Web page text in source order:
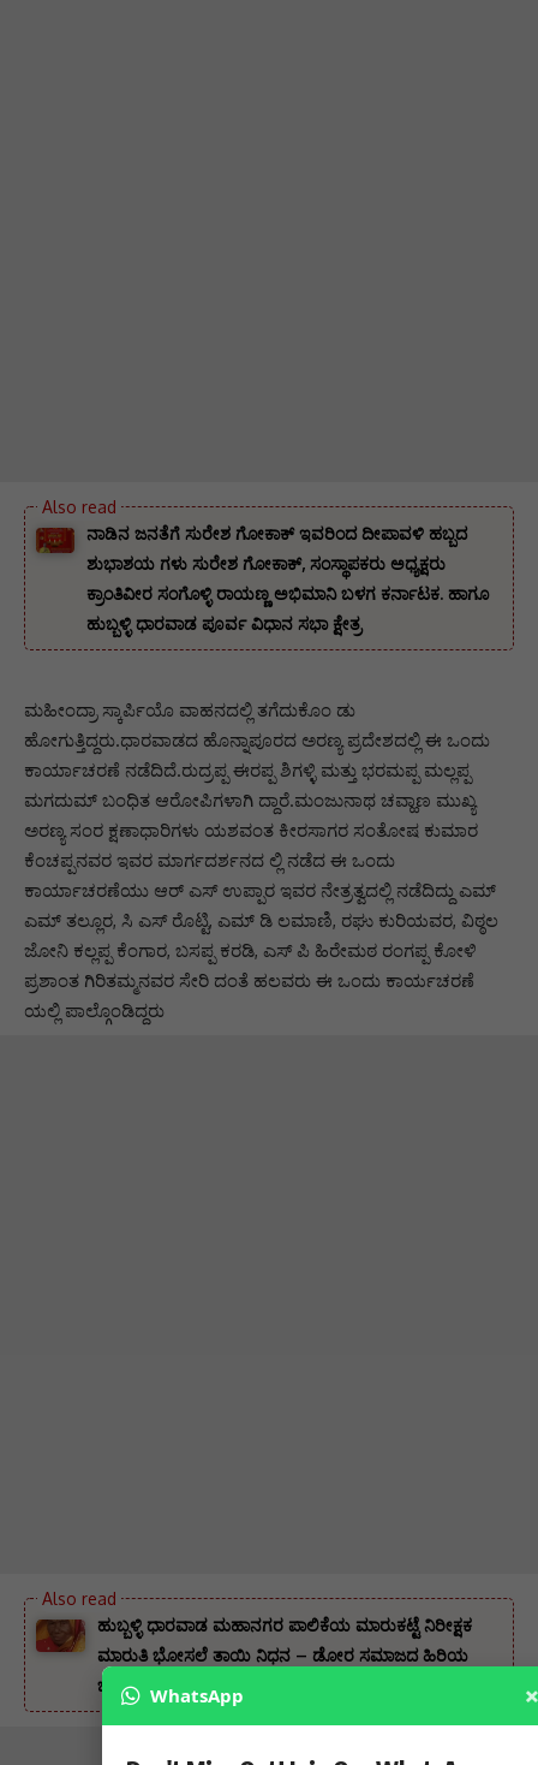
ನಾಡಿನ ಜನತೆಗೆ ಸುರೇಶ ಗೋಕಾಕ್ ಇವರಿಂದ ದೀಪಾವಳಿ ಹಬ್ಬದ
ಶುಭಾಶಯ ಗಳು ಸುರೇಶ ಗೋಕಾಕ್, ಸಂಸ್ಥಾಪಕರು ಅಧ್ಯಕ್ಷರು
ಕ್ರಾಂತಿವೀರ ಸಂಗೊಳ್ಳಿ ರಾಯಣ್ಣ ಅಭಿಮಾನಿ ಬಳಗ ಕರ್ನಾಟಕ. ‌ಹಾಗೂ
ಹುಬ್ಬಳ್ಳಿ ಧಾರವಾಡ ಪೂರ್ವ ವಿಧಾನ ಸಭಾ ಕ್ಷೇತ್ರ
ಮಹೀಂದ್ರಾ ಸ್ಕಾರ್ಪಿಯೊ ವಾಹನದಲ್ಲಿ ತಗೆದುಕೊಂ ಡು
ಹೋಗುತ್ತಿದ್ದರು.ಧಾರವಾಡದ ಹೊನ್ನಾಪೂರದ ಅರಣ್ಯ ಪ್ರದೇಶದಲ್ಲಿ ಈ ಒಂದು
ಕಾರ್ಯಾಚರಣೆ ನಡೆದಿದೆ.ರುದ್ರಪ್ಪ ಈರಪ್ಪ ಶಿಗಳ್ಳಿ ಮತ್ತು ಭರಮಪ್ಪ ಮಲ್ಲಪ್ಪ
ಮಗದುಮ್ ಬಂಧಿತ ಆರೋಪಿಗಳಾಗಿ ದ್ದಾರೆ.ಮಂಜುನಾಥ ಚವ್ಹಾಣ ಮುಖ್ಯ
ಅರಣ್ಯ ಸಂರ ಕ್ಷಣಾಧಾರಿಗಳು ಯಶವಂತ ಕೀರಸಾಗರ ಸಂತೋಷ ಕುಮಾರ
ಕೆಂಚಪ್ಪನವರ ಇವರ ಮಾರ್ಗದರ್ಶನದ ಲ್ಲಿ ನಡೆದ ಈ ಒಂದು
ಕಾರ್ಯಾಚರಣೆಯು ಆರ್ ಎಸ್ ಉಪ್ಪಾರ ಇವರ ನೇತ್ರತ್ವದಲ್ಲಿ ನಡೆದಿದ್ದು ಎಮ್
ಎಮ್ ತಲ್ಲೂರ, ಸಿ ಎಸ್ ರೊಟ್ಟಿ, ಎಮ್ ಡಿ ಲಮಾಣಿ, ರಘು ಕುರಿಯವರ, ವಿಠ್ಠಲ
ಜೋನಿ ಕಲ್ಲಪ್ಪ ಕೆಂಗಾರ, ಬಸಪ್ಪ ಕರಡಿ, ಎಸ್ ಪಿ ಹಿರೇಮಠ ರಂಗಪ್ಪ ಕೋಳಿ
ಪ್ರಶಾಂತ ಗಿರಿತಮ್ಮನವರ ಸೇರಿ ದಂತೆ ಹಲವರು ಈ ಒಂದು ಕಾರ್ಯಚರಣೆ
ಯಲ್ಲಿ ಪಾಲ್ಗೊಂಡಿದ್ದರು
ಹುಬ್ಬಳ್ಳಿ ಧಾರವಾಡ ಮಹಾನಗರ ಪಾಲಿಕೆಯ ಮಾರುಕಟ್ಟೆ ನಿರೀಕ್ಷಕ
ಮಾರುತಿ ಭೋಸಲೆ ತಾಯಿ ನಿಧನ – ಡೋರ ಸಮಾಜದ ಹಿರಿಯ
ಜೀವಿ ಅಕ್ಕವ್ವಾ ನಿಧನಕ್ಕೆ ಸಂತಾಪ ಇಂದು ಸಂಜೆ ಅಂತ್ಯಕ್ರಿಯೆ
WhatsApp ×